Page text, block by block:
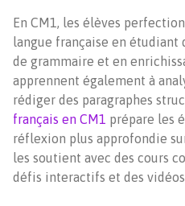
En CM1, les élèves
langue française en étudiant
de grammaire et en
apprennent également à
rédiger des paragraphes
français en CM1 prépare les
réflexion plus approfondie
les soutient avec des cours
défis interactifs et des